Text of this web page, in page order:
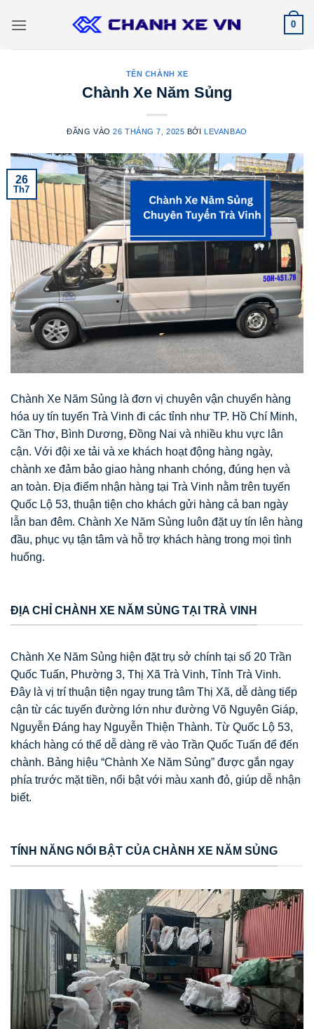
qua
0
TÊN CHÀNH XE
Chành Xe Năm Sủng
ĐĂNG VÀO26 THÁNG 7, 2025 BỞILEVANBAO
26
Th7
Chành Xe Năm Sủng là đơn vị chuyên vận chuyển hàng
hóa uy tín tuyến Trà Vinh đi các tỉnh như TP. Hồ Chí Minh,
Cần Thơ, Bình Dương, Đồng Nai và nhiều khu vực lân
cận. Với đội xe tải và xe khách hoạt động hàng ngày,
chành xe đảm bảo giao hàng nhanh chóng, đúng hẹn và
an toàn. Địa điểm nhận hàng tại Trà Vinh nằm trên tuyến
Quốc Lộ 53, thuận tiện cho khách gửi hàng cả ban ngày
lẫn ban đêm. Chành Xe Năm Sủng luôn đặt uy tín lên hàng
đầu, phục vụ tận tâm và hỗ trợ khách hàng trong mọi tình
huống.
ĐỊA CHỈ CHÀNH XE NĂM SỦNG TẠI TRÀ VINH
Chành Xe Năm Sủng hiện đặt trụ sở chính tại số 20 Trần
Quốc Tuấn, Phường 3, Thị Xã Trà Vinh, Tỉnh Trà Vinh.
Đây là vị trí thuận tiện ngay trung tâm Thị Xã, dễ dàng tiếp
cận từ các tuyến đường lớn như đường Võ Nguyên Giáp,
Nguyễn Đáng hay Nguyễn Thiện Thành. Từ Quốc Lộ 53,
khách hàng có thể dễ dàng rẽ vào Trần Quốc Tuấn để đến
chành. Bảng hiệu “Chành Xe Năm Sủng” được gắn ngay
phía trước mặt tiền, nổi bật với màu xanh đỏ, giúp dễ nhận
biết.
TÍNH NĂNG NỔI BẬT CỦA CHÀNH XE NĂM SỦNG